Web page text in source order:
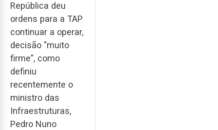
República deu
ordens para a TAP
continuar a operar,
decisão "muito
firme", como
definiu
recentemente o
ministro das
Infraestruturas,
Pedro Nuno